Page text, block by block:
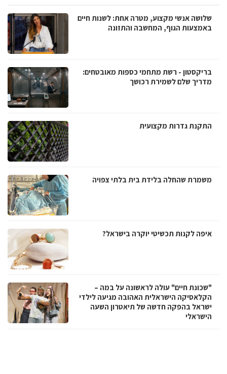
שלושה אנשי מקצוע, מטרה אחת: לשנות חיים
באמצעות הגוף, המחשבה והתזונה
בריקסטון - רשת מתחמי כספות מאובטחים:
מדריך שלם לשמירת רכושך
התקנת גדרות מקצועית
משמרת שהחלה בלידת בית בלתי צפויה
איפה לקנות תכשיטי יוקרה בישראל?
"שכונת חיים" עולה לראשונה על במה –
הקלאסיקה הישראלית האהובה מגיעה לילדי
ישראל בהפקה חדשה של תיאטרון השעה
הישראלי